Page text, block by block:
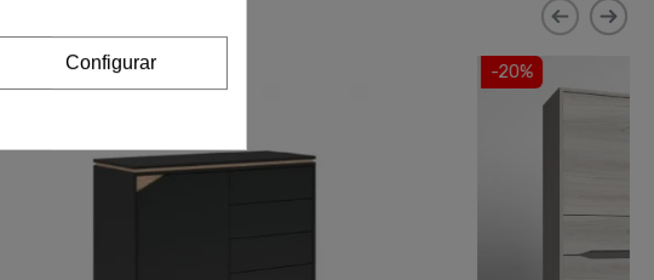
-20%
Configurar